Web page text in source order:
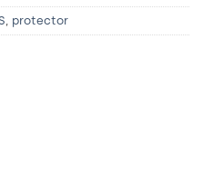
protector